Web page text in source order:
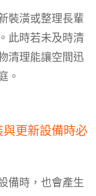
裝潢或整理長輩
此時若未及時清
清理能讓空間迅
。
更新設備時必
備時，也會產生